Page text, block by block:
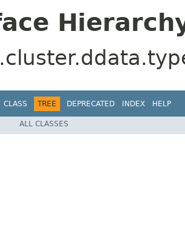
CLASS TREE DEPRECATED INDEX HELP
ALL CLASSES